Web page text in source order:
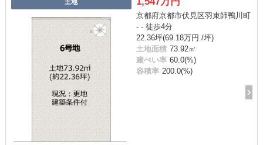
土地
京都府京都市伏見区羽束師鴨川町
- - 徒歩4分
22.36坪(69.18万円 /坪)
土地面積 73.92㎡
建ぺい率 60.0(%)
容積率 200.0(%)